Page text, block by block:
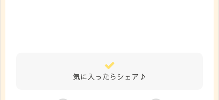
気に入ったらシェア♪